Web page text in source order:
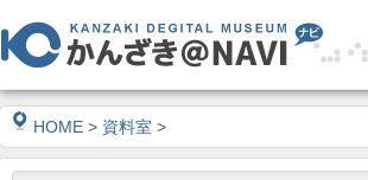
HOME > 資料室 >